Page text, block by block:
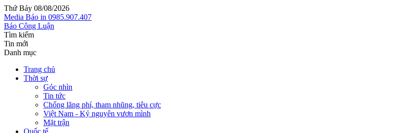
Thứ Bảy 08/08/2026
Media Báo in 0985.907.407
Báo Công Luận
Tìm kiếm
Tin mới
Danh mục
Trang chủ
Thời sự
Góc nhìn
Tin tức
Chống lãng phí, tham nhũng, tiêu cực
Việt Nam - Kỷ nguyên vươn mình
Mặt trận
Quốc tế